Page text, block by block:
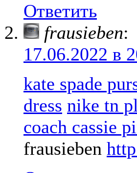
Ответить
frausieben:
17.06.2022 в
kate spade
dress nike tn
coach cassie
frausieben